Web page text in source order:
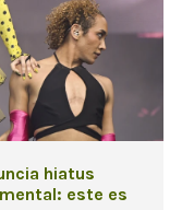
hiatus
este es